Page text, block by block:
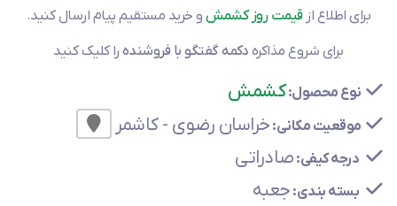
برای اطلاع ازقیمت روز کشمشو خرید مستقیم پیام ارسال کنید.
برای شروع مذاکره دکمه گفتگو با فروشنده را کلیک کنید
نوع محصول: کشمش
موقعیت مکانی: خراسان رضوی - کاشمر
درجه کیفی: صادراتی
بسته بندی: جعبه